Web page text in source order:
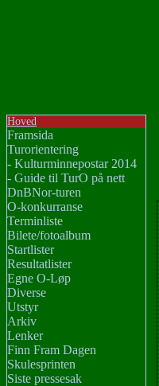
Hoved
Framsida
Turorientering
- Kulturminnepostar 2014
- Guide til TurO på nett
DnBNor-turen
O-konkurranse
Terminliste
Bilete/fotoalbum
Startlister
Resultatlister
Egne O-Løp
Diverse
Utstyr
Arkiv
Lenker
Finn Fram Dagen
Skulesprinten
Siste pressesak